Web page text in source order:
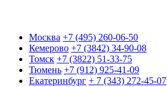
Москва +7 (495) 260-06-50
Кемерово +7 (3842) 34-90-08
Томск +7 (3822) 51-33-75
Тюмень +7 (912) 925-41-09
Екатеринбург + 7 (343) 272-45-07